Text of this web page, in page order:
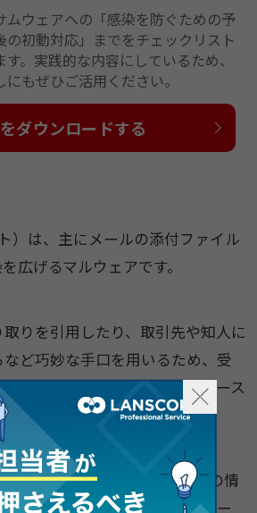
ムウェアへの「感染を防ぐための予
の初動対応」までをチェックリスト
。実践的な内容にしているため、
もぜひご活用ください。
ダウンロードする
）は、主にメールの添付ファイル
広げるマルウェアです。
りを引用したり、取引先や知人に
ど巧妙な手口を用いるため、受
付ファイルを開いてしまうケース
、認証情報やアドレス帳などの情
ほかのマルウェアをダウンロー